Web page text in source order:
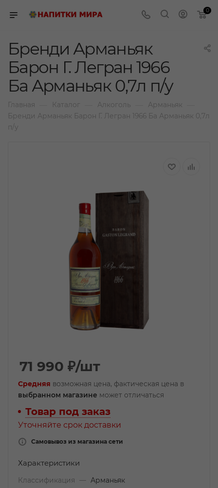
0
Бренди Арманьяк
Барон Г. Легран 1966
Ба Арманьяк 0,7л п/у
Главная Каталог Алкоголь Арманьяк
Бренди Арманьяк Барон Г. Легран 1966 Ба Арманьяк 0,7л
п/у
71 990 ₽/шт
Средняя возможная цена, фактическая цена в
выбранном магазине может отличаться
Товар под заказ
Уточняйте срок доставки
Самовывоз из магазина сети
Характеристики
Классификация —
Арманьяк